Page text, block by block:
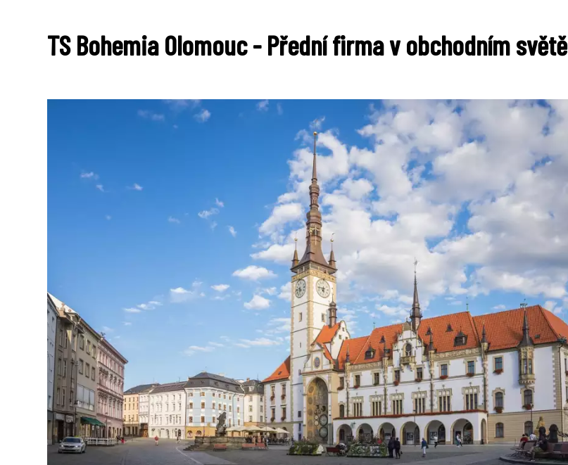
TS Bohemia Olomouc - Přední firma v obchodním světě